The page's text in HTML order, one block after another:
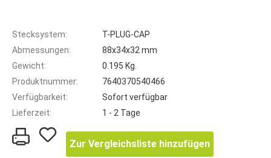
Stecksystem:
T-PLUG-CAP
Abmessungen:
88x34x32 mm
Gewicht:
0.195 Kg.
Produktnummer:
7640370540466
Verfügbarkeit:
Sofort verfügbar
Lieferzeit:
1 - 2 Tage
Zur Vergleichsliste hinzufügen